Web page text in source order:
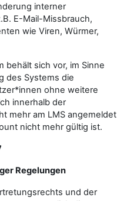
interner
E-Mail-Missbrauch,
wie Viren, Würmer,
behält sich vor, im Sinne
des Systems die
ohne weitere
innerhalb der
mehr am LMS angemeldet
nicht mehr gültig ist.
Regelungen
und der